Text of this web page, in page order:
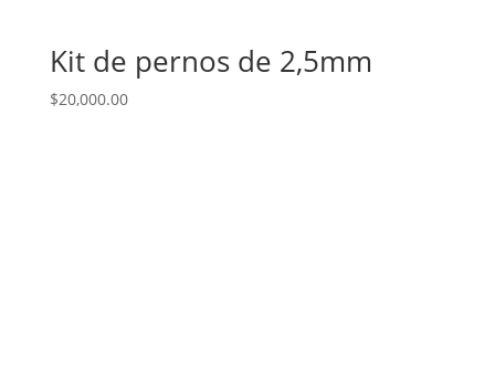
Kit de pernos de 2,5mm
$20,000.00